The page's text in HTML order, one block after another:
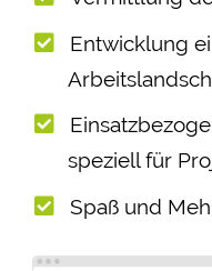
Entwicklung
speziell für
Spaß und